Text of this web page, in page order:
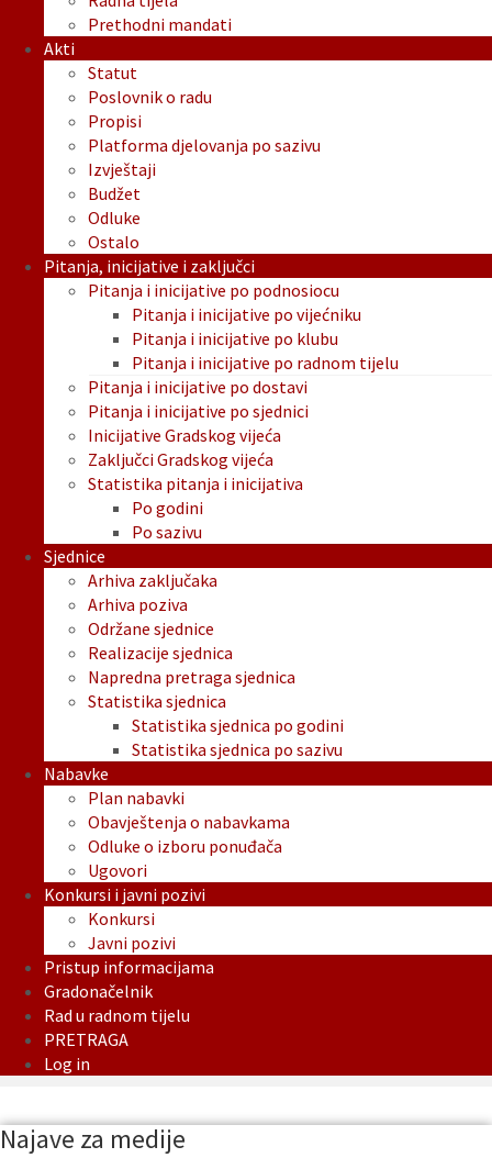
Prethodni mandati
Akti
Statut
Poslovnik o radu
Propisi
Platforma djelovanja po sazivu
Izvještaji
Budžet
Odluke
Ostalo
Pitanja, inicijative i zaključci
Pitanja i inicijative po podnosiocu
Pitanja i inicijative po vijećniku
Pitanja i inicijative po klubu
Pitanja i inicijative po radnom tijelu
Pitanja i inicijative po dostavi
Pitanja i inicijative po sjednici
Inicijative Gradskog vijeća
Zaključci Gradskog vijeća
Statistika pitanja i inicijativa
Po godini
Po sazivu
Sjednice
Arhiva zaključaka
Arhiva poziva
Održane sjednice
Realizacije sjednica
Napredna pretraga sjednica
Statistika sjednica
Statistika sjednica po godini
Statistika sjednica po sazivu
Nabavke
Plan nabavki
Obavještenja o nabavkama
Odluke o izboru ponuđača
Ugovori
Konkursi i javni pozivi
Konkursi
Javni pozivi
Pristup informacijama
Gradonačelnik
Rad u radnom tijelu
PRETRAGA
Log in
Najave za medije